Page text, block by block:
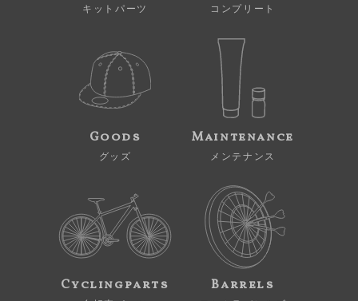
キットパーツ コンプリート
Goods
グッズ
Maintenance
メンテナンス
Cyclingparts Barrels